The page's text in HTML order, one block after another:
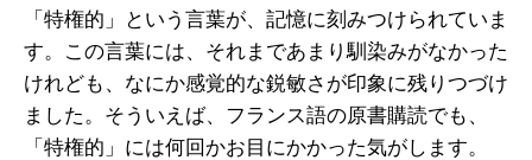
「特権的」という言葉が、記憶に刻みつけられていま
す。この言葉には、それまであまり馴染みがなかった
けれども、なにか感覚的な鋭敏さが印象に残りつづけ
ました。そういえば、フランス語の原書購読でも、
「特権的」には何回かお目にかかった気がします。